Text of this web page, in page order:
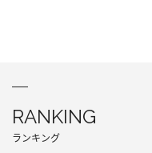
RANKING
ランキング